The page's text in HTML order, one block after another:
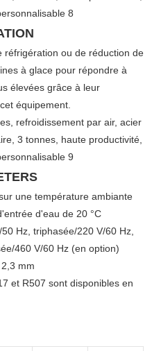
réfrigération ou de réduction de
à glace pour répondre à
élevées grâce à leur
équipement.
une température ambiante
d'eau de 20 °C
Hz, triphasée/220 V/60 Hz,
460 V/60 Hz (en option)
mm
et R507 sont disponibles en